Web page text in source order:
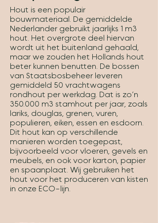
Hout is een populair
bouwmateriaal. De gemiddelde
Nederlander gebruikt jaarlijks 1 m3
hout. Het overgrote deel hiervan
wordt uit het buitenland gehaald,
maar we zouden het Hollands hout
beter kunnen benutten. De bossen
van Staatsbosbeheer leveren
gemiddeld 50 vrachtwagens
rondhout per werkdag. Dat is zo’n
350.000 m3 stamhout per jaar, zoals
lariks, douglas, grenen, vuren,
populieren, eiken, essen en esdoorn.
Dit hout kan op verschillende
manieren worden toegepast,
bijvoorbeeld voor vloeren, gevels en
meubels, en ook voor karton, papier
en spaanplaat. Wij gebruiken het
hout voor het produceren van kisten
in onze ECO-lijn.